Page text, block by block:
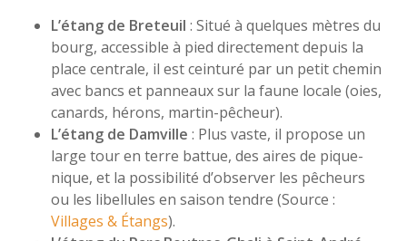
L’étang de Breteuil : Situé à quelques mètres du
bourg, accessible à pied directement depuis la
place centrale, il est ceinturé par un petit chemin
avec bancs et panneaux sur la faune locale (oies,
canards, hérons, martin-pêcheur).
L’étang de Damville : Plus vaste, il propose un
large tour en terre battue, des aires de pique-
nique, et la possibilité d’observer les pêcheurs
ou les libellules en saison tendre (Source :
Villages & Étangs).